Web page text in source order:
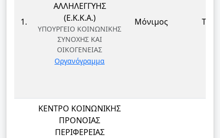
1.
ΑΛΛΗΛΕΓΓΥΗΣ
(Ε.Κ.Κ.Α.)
ΥΠΟΥΡΓΕΙΟ ΚΟΙΝΩΝΙΚΗΣ
ΣΥΝΟΧΗΣ ΚΑΙ
ΟΙΚΟΓΕΝΕΙΑΣ
Οργανόγραμμα
Μόνιμος ΤΕ
ΚΕΝΤΡΟ ΚΟΙΝΩΝΙΚΗΣ
ΠΡΟΝΟΙΑΣ
ΠΕΡΙΦΕΡΕΙΑΣ